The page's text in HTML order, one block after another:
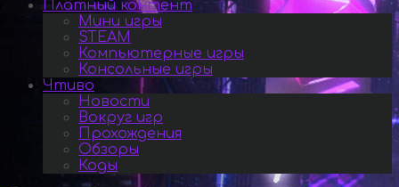
Платный контент
Мини игры
STEAM
Компьютерные игры
Консольные игры
Чтиво
Новости
Вокруг игр
Прохождения
Обзоры
Коды